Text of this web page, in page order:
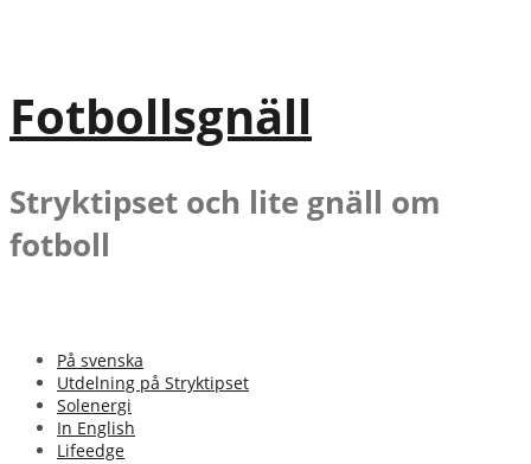
Fotbollsgnäll
Stryktipset och lite gnäll om
fotboll
På svenska
Utdelning på Stryktipset
Solenergi
In English
Lifeedge